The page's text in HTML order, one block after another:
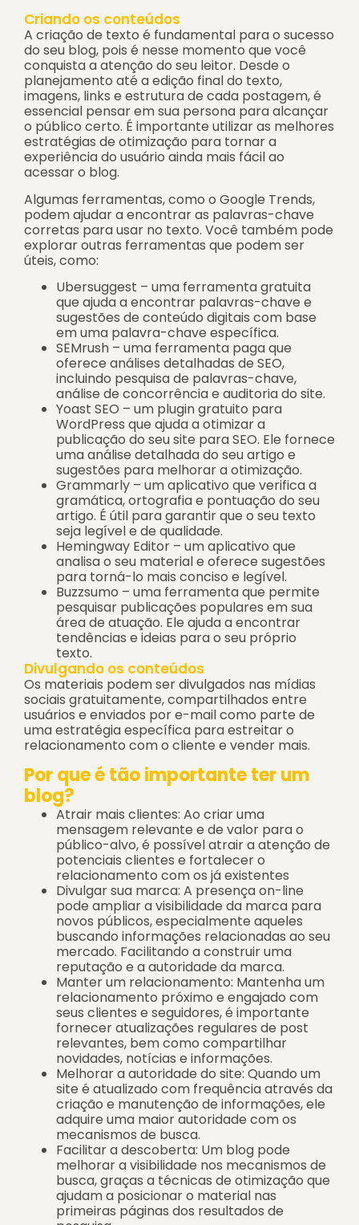
Criando os conteúdos
A criação de texto é fundamental para o sucesso
do seu blog, pois é nesse momento que você
conquista a atenção do seu leitor. Desde o
planejamento até a edição final do texto,
imagens, links e estrutura de cada postagem, é
essencial pensar em sua persona para alcançar
o público certo. É importante utilizar as melhores
estratégias de otimização para tornar a
experiência do usuário ainda mais fácil ao
acessar o blog.
Algumas ferramentas, como o Google Trends,
podem ajudar a encontrar as palavras-chave
corretas para usar no texto. Você também pode
explorar outras ferramentas que podem ser
úteis, como:
Ubersuggest – uma ferramenta gratuita
que ajuda a encontrar palavras-chave e
sugestões de conteúdo digitais com base
em uma palavra-chave específica.
SEMrush – uma ferramenta paga que
oferece análises detalhadas de SEO,
incluindo pesquisa de palavras-chave,
análise de concorrência e auditoria do site.
Yoast SEO – um plugin gratuito para
WordPress que ajuda a otimizar a
publicação do seu site para SEO. Ele fornece
uma análise detalhada do seu artigo e
sugestões para melhorar a otimização.
Grammarly – um aplicativo que verifica a
gramática, ortografia e pontuação do seu
artigo. É útil para garantir que o seu texto
seja legível e de qualidade.
Hemingway Editor – um aplicativo que
analisa o seu material e oferece sugestões
para torná-lo mais conciso e legível.
Buzzsumo – uma ferramenta que permite
pesquisar publicações populares em sua
área de atuação. Ele ajuda a encontrar
tendências e ideias para o seu próprio
texto.
Divulgando os conteúdos
Os materiais podem ser divulgados nas mídias
sociais gratuitamente, compartilhados entre
usuários e enviados por e-mail como parte de
uma estratégia específica para estreitar o
relacionamento com o cliente e vender mais.
Por que é tão importante ter um
blog?
Atrair mais clientes: Ao criar uma
mensagem relevante e de valor para o
público-alvo, é possível atrair a atenção de
potenciais clientes e fortalecer o
relacionamento com os já existentes
Divulgar sua marca: A presença on-line
pode ampliar a visibilidade da marca para
novos públicos, especialmente aqueles
buscando informações relacionadas ao seu
mercado. Facilitando a construir uma
reputação e a autoridade da marca.
Manter um relacionamento: Mantenha um
relacionamento próximo e engajado com
seus clientes e seguidores, é importante
fornecer atualizações regulares de post
relevantes, bem como compartilhar
novidades, notícias e informações.
Melhorar a autoridade do site: Quando um
site é atualizado com frequência através da
criação e manutenção de informações, ele
adquire uma maior autoridade com os
mecanismos de busca.
Facilitar a descoberta: Um blog pode
melhorar a visibilidade nos mecanismos de
busca, graças a técnicas de otimização que
ajudam a posicionar o material nas
primeiras páginas dos resultados de